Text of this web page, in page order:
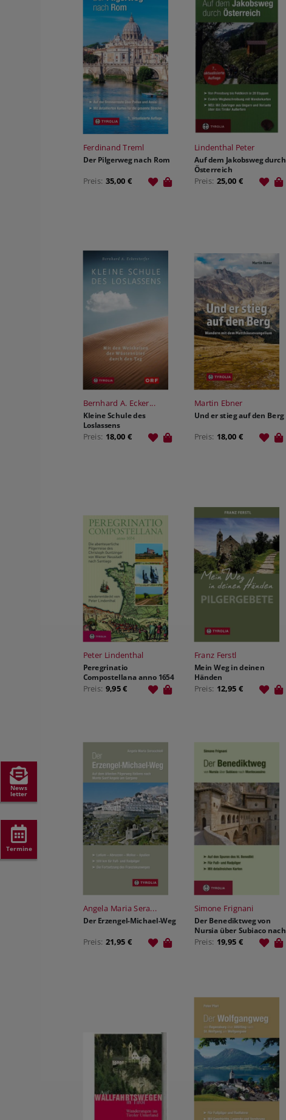
HILDEGARD VON BINGEN
SCHULBUCH KATH. RELIGION
SAGEN & MÄRCHEN
VORARLBERG
THEMENFOLDER
VERLAGSGRUPPE ENGAGEMENT
PREISE & AUSZEICHNUNGEN
VIDEOMATERIAL
News
letter
Termine
Ferdinand Treml
Der Pilgerweg nach Rom
Preis: 35,00 €
Lindenthal Peter
Auf dem Jakobsweg durch
Österreich
Preis: 25,00 €
Bernhard A. Ecker...
Kleine Schule des
Loslassens
Preis: 18,00 €
Martin Ebner
Und er stieg auf den Berg
Preis: 18,00 €
Peter Lindenthal
Peregrinatio
Compostellana anno 1654
Preis: 9,95 €
Franz Ferstl
Mein Weg in deinen
Händen
Preis: 12,95 €
Angela Maria Sera...
Der Erzengel-Michael-Weg
Preis: 21,95 €
Simone Frignani
Der Benediktweg von
Nursia über Subiaco nach
Montecassino
Preis: 19,95 €